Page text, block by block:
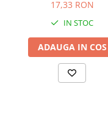
17,33 RON
IN STOC
ADAUGA IN COS